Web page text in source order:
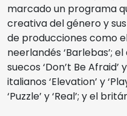
marcado un programa
creativa del género y
de producciones como
neerlandés ‘Barlebas’; el
suecos ‘Don’t Be Afraid’
italianos ‘Elevation’ y
‘Puzzle’ y ‘Real’; y el